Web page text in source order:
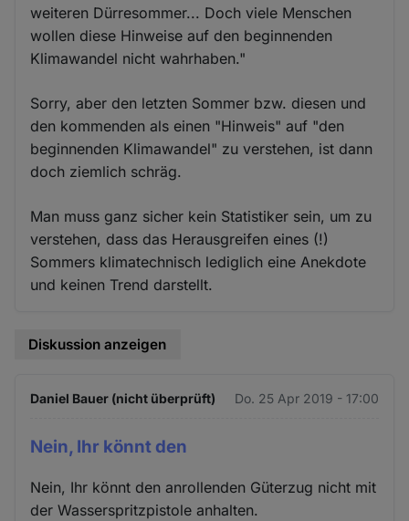
weiteren Dürresommer... Doch viele Menschen
wollen diese Hinweise auf den beginnenden
Klimawandel nicht wahrhaben."
Sorry, aber den letzten Sommer bzw. diesen und
den kommenden als einen "Hinweis" auf "den
beginnenden Klimawandel" zu verstehen, ist dann
doch ziemlich schräg.
Man muss ganz sicher kein Statistiker sein, um zu
verstehen, dass das Herausgreifen eines (!)
Sommers klimatechnisch lediglich eine Anekdote
und keinen Trend darstellt.
Diskussion anzeigen
Daniel Bauer (nicht überprüft) Do. 25 Apr 2019 - 17:00
Nein, Ihr könnt den
Nein, Ihr könnt den anrollenden Güterzug nicht mit
der Wasserspritzpistole anhalten.